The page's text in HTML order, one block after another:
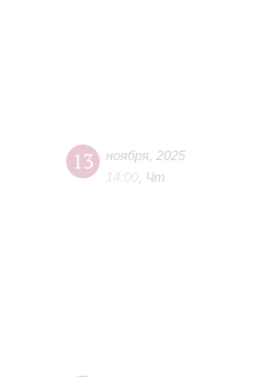
13 ноября 2025
14:00 Чт